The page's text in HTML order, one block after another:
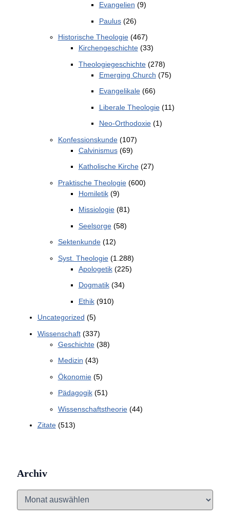
Evangelien (9)
Paulus(26)
Historische Theologie(467)
Kirchengeschichte(33)
Theologiegeschichte(278)
Emerging Church (75)
Evangelikale(66)
Liberale Theologie(11)
Neo-Orthodoxie(1)
Konfessionskunde(107)
Calvinismus(69)
Katholische Kirche(27)
Praktische Theologie(600)
Homiletik(9)
Missiologie(81)
Seelsorge(58)
Sektenkunde(12)
Syst. Theologie(1.288)
Apologetik(225)
Dogmatik(34)
Ethik(910)
Uncategorized (5)
Wissenschaft(337)
Geschichte(38)
Medizin (43)
Ökonomie(5)
Pädagogik(51)
Wissenschaftstheorie(44)
Zitate(513)
Archiv